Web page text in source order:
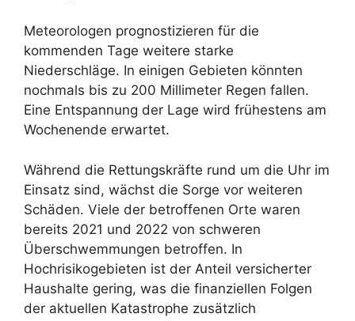
Meteorologen prognostizieren für die
kommenden Tage weitere starke
Niederschläge. In einigen Gebieten könnten
nochmals bis zu 200 Millimeter Regen fallen.
Eine Entspannung der Lage wird frühestens am
Wochenende erwartet.
Während die Rettungskräfte rund um die Uhr im
Einsatz sind, wächst die Sorge vor weiteren
Schäden. Viele der betroffenen Orte waren
bereits 2021 und 2022 von schweren
Überschwemmungen betroffen. In
Hochrisikogebieten ist der Anteil versicherter
Haushalte gering, was die finanziellen Folgen
der aktuellen Katastrophe zusätzlich